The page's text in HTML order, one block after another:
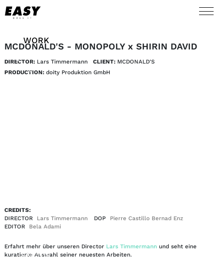
WORK
TALENTS
EN | DE
MCDONALD'S - MONOPOLY x SHIRIN DAVID
DIRECTOR: Lars Timmermann CLIENT: MCDONALD'S
PRODUCTION: doity Produktion GmbH
CREDITS:
DIRECTOR
Lars Timmermann DOP
Pierre Castillo Bernad Enz
EDITOR
Bela Adami
Erfahrt mehr über unseren Director Lars Timmermannund seht eine
kuratierte Auswahl seiner neuesten Arbeiten.